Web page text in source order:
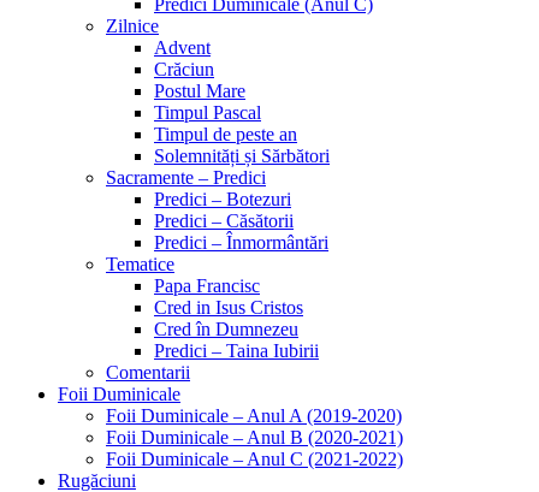
Predici Duminicale (Anul C)
Zilnice
Advent
Crăciun
Postul Mare
Timpul Pascal
Timpul de peste an
Solemnități și Sărbători
Sacramente – Predici
Predici – Botezuri
Predici – Căsătorii
Predici – Înmormântări
Tematice
Papa Francisc
Cred in Isus Cristos
Cred în Dumnezeu
Predici – Taina Iubirii
Comentarii
Foii Duminicale
Foii Duminicale – Anul A (2019-2020)
Foii Duminicale – Anul B (2020-2021)
Foii Duminicale – Anul C (2021-2022)
Rugăciuni